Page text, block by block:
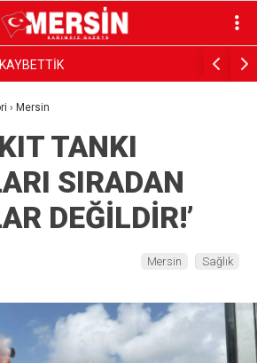
SAHADAKİ ÇALIŞMALARI YERİNDE
› Mersin
TANKI
SIRADAN
DEĞİLDİR!’
Mersin Sağlık